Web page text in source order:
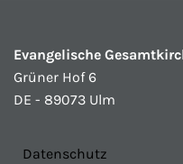
Evangelische
Grüner Hof 6
DE - 89073 Ulm
Datenschutz